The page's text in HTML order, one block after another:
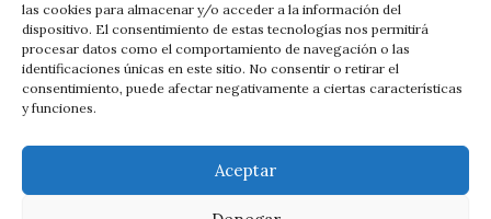
las cookies para almacenar y/o acceder a la información del
dispositivo. El consentimiento de estas tecnologías nos permitirá
procesar datos como el comportamiento de navegación o las
identificaciones únicas en este sitio. No consentir o retirar el
consentimiento, puede afectar negativamente a ciertas características
y funciones.
Aceptar
navegador para la próxima vez que comente.